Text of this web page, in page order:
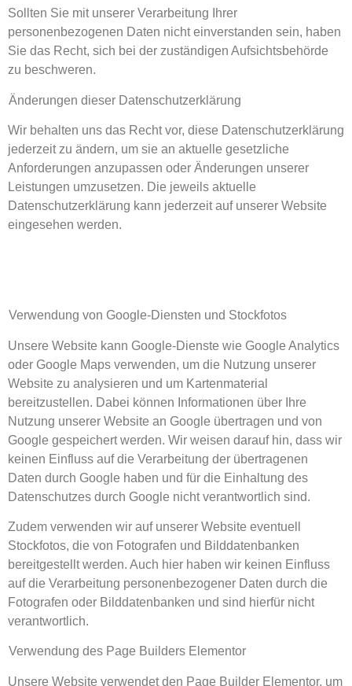
Sollten Sie mit unserer Verarbeitung Ihrer
personenbezogenen Daten nicht einverstanden sein, haben
Sie das Recht, sich bei der zuständigen Aufsichtsbehörde
zu beschweren.
Änderungen dieser Datenschutzerklärung
Wir behalten uns das Recht vor, diese Datenschutzerklärung
jederzeit zu ändern, um sie an aktuelle gesetzliche
Anforderungen anzupassen oder Änderungen unserer
Leistungen umzusetzen. Die jeweils aktuelle
Datenschutzerklärung kann jederzeit auf unserer Website
eingesehen werden.
Verwendung von Google-Diensten und Stockfotos
Unsere Website kann Google-Dienste wie Google Analytics
oder Google Maps verwenden, um die Nutzung unserer
Website zu analysieren und um Kartenmaterial
bereitzustellen. Dabei können Informationen über Ihre
Nutzung unserer Website an Google übertragen und von
Google gespeichert werden. Wir weisen darauf hin, dass wir
keinen Einfluss auf die Verarbeitung der übertragenen
Daten durch Google haben und für die Einhaltung des
Datenschutzes durch Google nicht verantwortlich sind.
Zudem verwenden wir auf unserer Website eventuell
Stockfotos, die von Fotografen und Bilddatenbanken
bereitgestellt werden. Auch hier haben wir keinen Einfluss
auf die Verarbeitung personenbezogener Daten durch die
Fotografen oder Bilddatenbanken und sind hierfür nicht
verantwortlich.
Verwendung des Page Builders Elementor
Unsere Website verwendet den Page Builder Elementor, um